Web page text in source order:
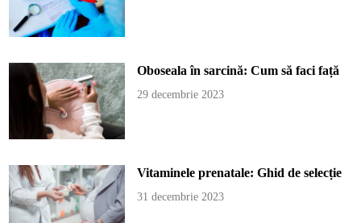
Oboseala în sarcină: Cum să faci față
29 decembrie 2023
Vitaminele prenatale: Ghid de selecție
31 decembrie 2023